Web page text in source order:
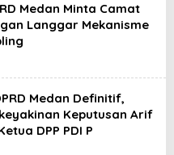
Medan Minta Camat
Langgar Mekanisme
Medan Definitif,
Keputusan Arif
DPP PDI P